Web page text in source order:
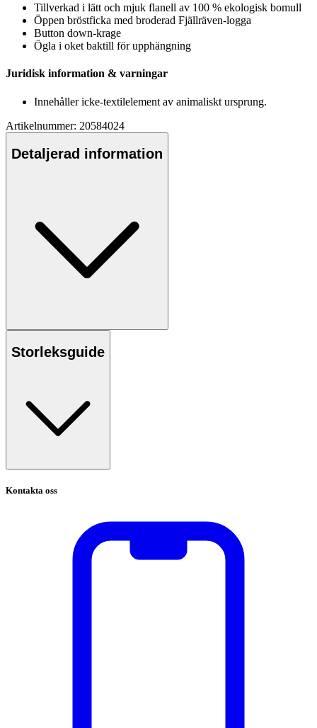
Tillverkad i lätt och mjuk flanell av 100 % ekologisk bomull
Öppen bröstficka med broderad Fjällräven-logga
Button down-krage
Ögla i oket baktill för upphängning
Juridisk information & varningar
Innehåller icke-textilelement av animaliskt ursprung.
Artikelnummer: 20584024
Detaljerad information
Storleksguide
Kontakta oss